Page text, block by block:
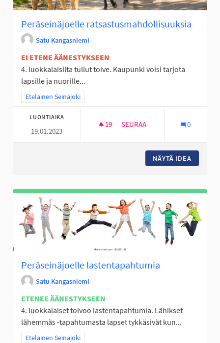
Peräseinäjoelle ratsastusmahdollisuuksia
Satu Kangasniemi
EI ETENE ÄÄNESTYKSEEN
4. luokkalaisilta tullut toive. Kaupunki voisi tarjota
lapsille ja nuorille...
Rajaa tulokset teeman mukaan: Eteläinen Seinäjoki
Eteläinen Seinäjoki
LUONTIAIKA
19.01.2023
19 19 SEURAAJAA
SEURAA 0
NÄYTÄ IDEA
Peräseinäjoelle lastentapahtumia
Satu Kangasniemi
ETENEE ÄÄNESTYKSEEN
4. luokkalaiset toivoo lastentapahtumia. Lähikset
lähemmäs -tapahtumasta lapset tykkäsivät kun...
Rajaa tulokset teeman mukaan: Eteläinen Seinäjoki
Eteläinen Seinäjoki